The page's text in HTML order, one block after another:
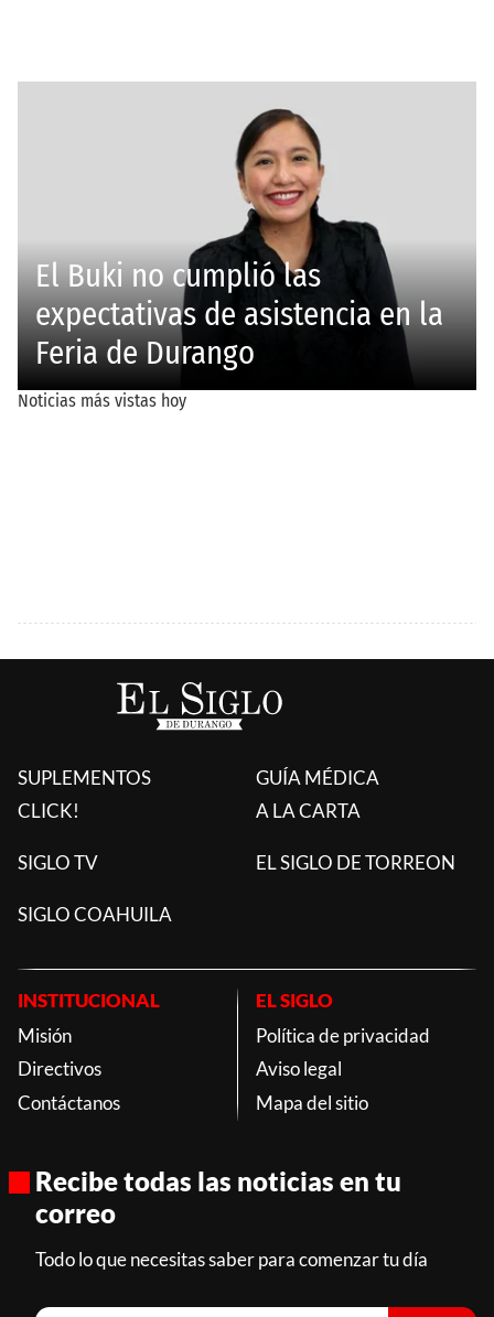
SUPLEMENTOS
CLICK!
GUÍA MÉDICA
A LA CARTA
SIGLO TV EL SIGLO DE TORREON
SIGLO COAHUILA
INSTITUCIONAL
Misión
Directivos
Contáctanos
EL SIGLO
Política de privacidad
Aviso legal
Mapa del sitio
Recibe todas las noticias en tu
correo
Todo lo que necesitas saber para comenzar tu día